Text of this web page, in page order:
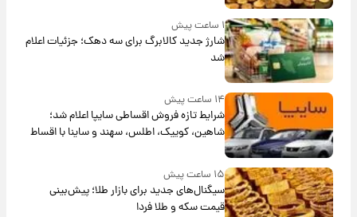
۱ ساعت پیش
شارژ جدید کالابرگ برای سه دهک؛ جزئیات اعلام
شد
۱۴ ساعت پیش
شرایط تازه فروش اقساطی سایپا اعلام شد؛
شاهین، کوییک، اطلس، سهند و ساینا با اقساط
بلندمدت + جدول
۱۵ ساعت پیش
سیگنال‌های جدید برای بازار طلا؛ پیش‌بینی
قیمت سکه و طلا فردا